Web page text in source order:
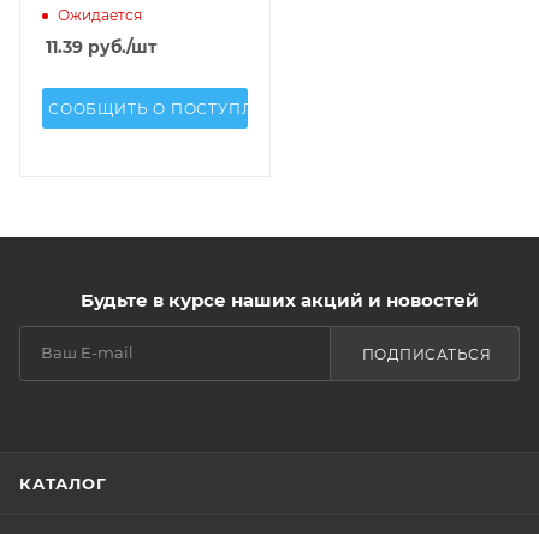
Ожидается
11.39 руб./шт
СООБЩИТЬ О ПОСТУПЛЕНИИ
Будьте в курсе наших акций и новостей
ПОДПИСАТЬСЯ
КАТАЛОГ